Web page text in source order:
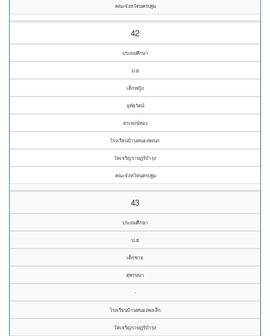
คณะจังหวัดนครปฐม
42
ประถมศึกษา
ป.๕
เด็กหญิง
อุทัยรัตน์
สระหงษ์ทอง
โรงเรียนบ้านหนองพงนก
วัดเจริญราษฎร์บำรุง
คณะจังหวัดนครปฐม
43
ประถมศึกษา
ป.๕
เด็กชาย
สุพรรณา
-
โรงเรียนบ้านหนองพงเล็ก
วัดเจริญราษฎร์บำรุง